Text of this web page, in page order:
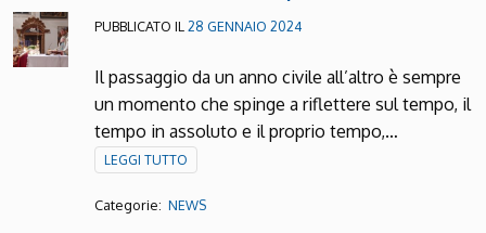
PUBBLICATO IL 28 GENNAIO 2024
Il passaggio da un anno civile all’altro è sempre
un momento che spinge a riflettere sul tempo, il
tempo in assoluto e il proprio tempo,…
LEGGI TUTTO
Categorie: NEWS